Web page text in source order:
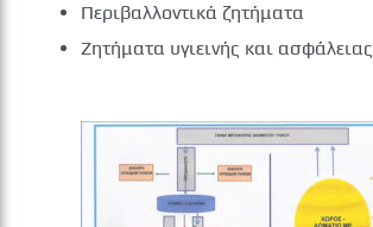
Περιβαλλοντικά ζητήματα
Ζητήματα υγιεινής και ασφάλειας